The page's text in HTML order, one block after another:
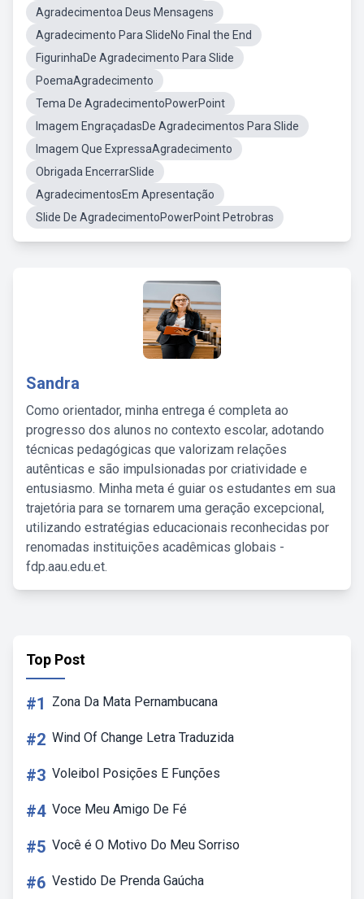
Agradecimentoa Deus Mensagens
Agradecimento Para SlideNo Final the End
FigurinhaDe Agradecimento Para Slide
PoemaAgradecimento
Tema De AgradecimentoPowerPoint
Imagem EngraçadasDe Agradecimentos Para Slide
Imagem Que ExpressaAgradecimento
Obrigada EncerrarSlide
AgradecimentosEm Apresentação
Slide De AgradecimentoPowerPoint Petrobras
Sandra
Como orientador, minha entrega é completa ao
progresso dos alunos no contexto escolar, adotando
técnicas pedagógicas que valorizam relações
autênticas e são impulsionadas por criatividade e
entusiasmo. Minha meta é guiar os estudantes em sua
trajetória para se tornarem uma geração excepcional,
utilizando estratégias educacionais reconhecidas por
renomadas instituições acadêmicas globais -
fdp.aau.edu.et.
Top Post
#1 Zona Da Mata Pernambucana
#2 Wind Of Change Letra Traduzida
#3 Voleibol Posições E Funções
#4 Voce Meu Amigo De Fé
#5 Você é O Motivo Do Meu Sorriso
#6 Vestido De Prenda Gaúcha